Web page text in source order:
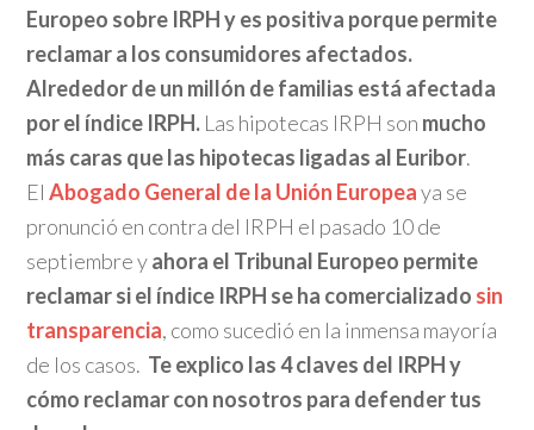
Europeo sobre IRPH y es positiva porque permite
reclamar a los consumidores afectados.
Alrededor de un millón de familias está afectada
por el índice IRPH. Las hipotecas IRPH son mucho
más caras que las hipotecas ligadas al Euribor.
ElAbogado General de la Unión Europeaya se
pronunció en contra del IRPH el pasado 10 de
septiembre yahora el Tribunal Europeo permite
reclamar si el índice IRPH se ha comercializado sin
transparencia, como sucedió en la inmensa mayoría
de los casos. Te explico las 4 claves del IRPH y
cómo reclamar con nosotros para defender tus